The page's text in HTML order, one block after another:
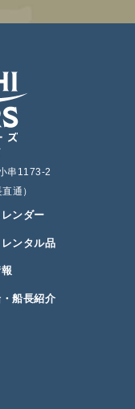
串1173-2
通）
ンダー
ンタル品
船長紹介